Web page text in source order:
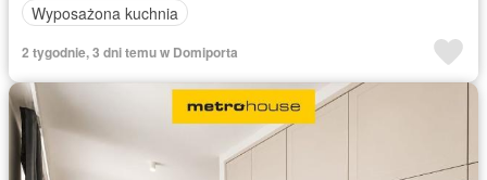
Wyposażona kuchnia
2 tygodnie, 3 dni temu w Domiporta